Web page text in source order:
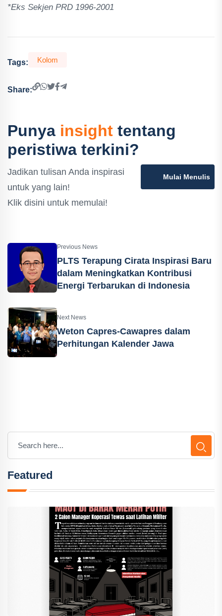
*Eks Sekjen PRD 1996-2001
Tags: Kolom
Share:
Punya insight tentang
peristiwa terkini?
Jadikan tulisan Anda inspirasi
untuk yang lain!
Klik disini untuk memulai!
Mulai Menulis
Previous News
PLTS Terapung Cirata Inspirasi Baru
dalam Meningkatkan Kontribusi
Energi Terbarukan di Indonesia
Next News
Weton Capres-Cawapres dalam
Perhitungan Kalender Jawa
Featured